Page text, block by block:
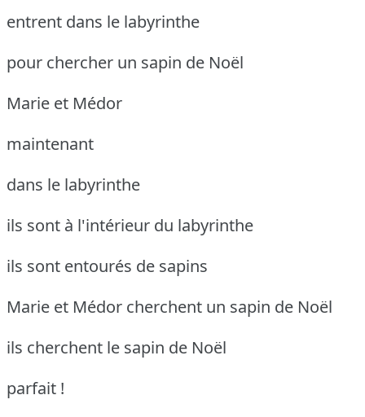
entrent dans le labyrinthe
pour chercher un sapin de Noël
Marie et Médor
maintenant
dans le labyrinthe
ils sont à l'intérieur du labyrinthe
ils sont entourés de sapins
Marie et Médor cherchent un sapin de Noël
ils cherchent le sapin de Noël
parfait !